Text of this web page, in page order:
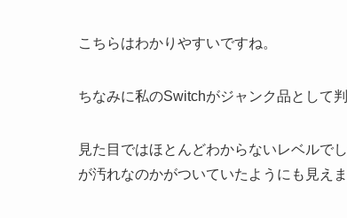
こちらはわかりやすいですね。
ちなみに私のSwitchがジャンク品として
見た目ではほとんどわからないレベルで
が汚れなのかがついていたようにも見え